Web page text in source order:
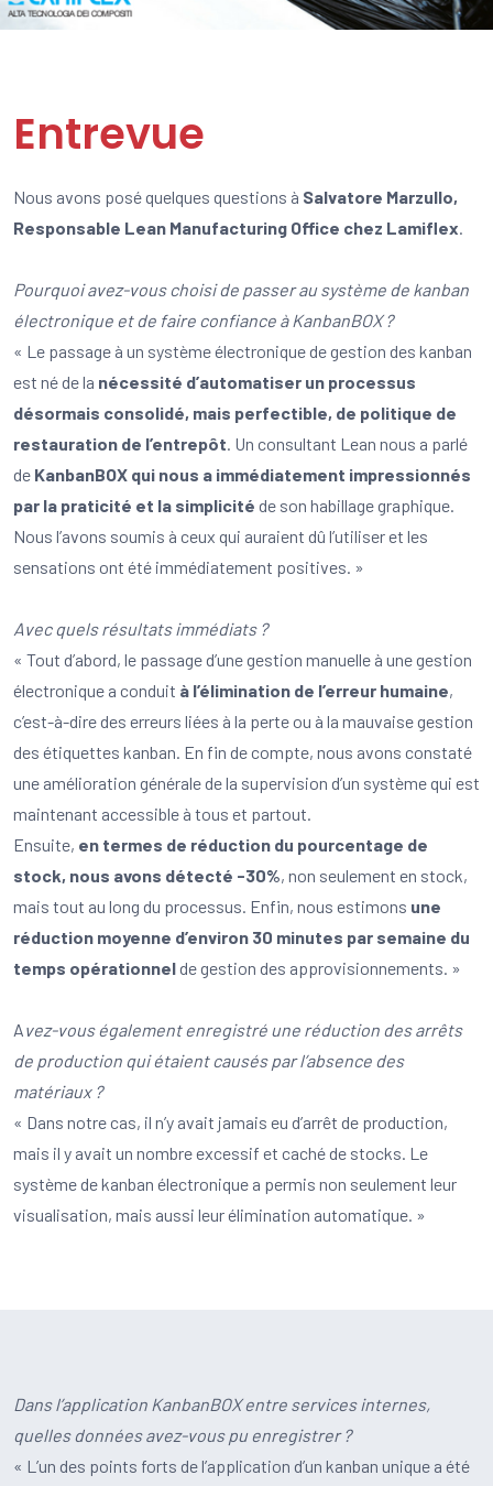
Entrevue
Nous avons posé quelques questions à Salvatore Marzullo,
Responsable Lean Manufacturing Office chez Lamiflex
Pourquoi avez-vous choisi de passer au système de kanban
électronique et de faire confiance à KanbanBOX ?
« Le passage à un système électronique de gestion des kanban
est né de la nécessité d’automatiser un processus
désormais consolidé, mais perfectible, de politique de
restauration de l’entrepôt . Un consultant Lean nous a parlé
de KanbanBOX qui nous a immédiatement impressionnés
par la praticité et la simplicité de son habillage graphique.
Nous l’avons soumis à ceux qui auraient dû l’utiliser et les
sensations ont été immédiatement positives. »
Avec quels résultats immédiats ?
« Tout d’abord, le passage d’une gestion manuelle à une gestion
électronique a conduit à l’élimination de l’erreur humaine,
c’est-à-dire des erreurs liées à la perte ou à la mauvaise gestion
des étiquettes kanban. En fin de compte, nous avons constaté
une amélioration générale de la supervision d’un système qui est
maintenant accessible à tous et partout.
Ensuite, en termes de réduction du pourcentage de
stock, nous avons détecté -30%, non seulement en stock,
mais tout au long du processus. Enfin, nous estimons une
réduction moyenne d’environ 30 minutes par semaine du
temps opérationnelde gestion des approvisionnements. »
Avez-vous également enregistré une réduction des arrêts
de production qui étaient causés par l’absence des
matériaux ?
« Dans notre cas, il n’y avait jamais eu d’arrêt de production,
mais il y avait un nombre excessif et caché de stocks. Le
système de kanban électronique a permis non seulement leur
visualisation, mais aussi leur élimination automatique. »
Dans l’application KanbanBOX entre services internes,
quelles données avez-vous pu enregistrer ?
« L’un des points forts de l’application d’un kanban unique a été